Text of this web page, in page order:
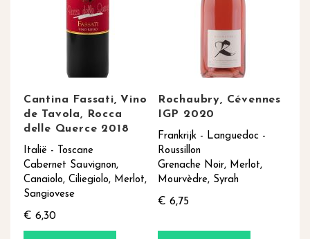
Cantina Fassati, Vino
de Tavola, Rocca
delle Querce 2018
Italië - Toscane
Cabernet Sauvignon,
Canaiolo, Ciliegiolo, Merlot,
Sangiovese
€ 6,30
Rochaubry, Cévennes
IGP 2020
Frankrijk - Languedoc -
Roussillon
Grenache Noir, Merlot,
Mourvèdre, Syrah
€ 6,75